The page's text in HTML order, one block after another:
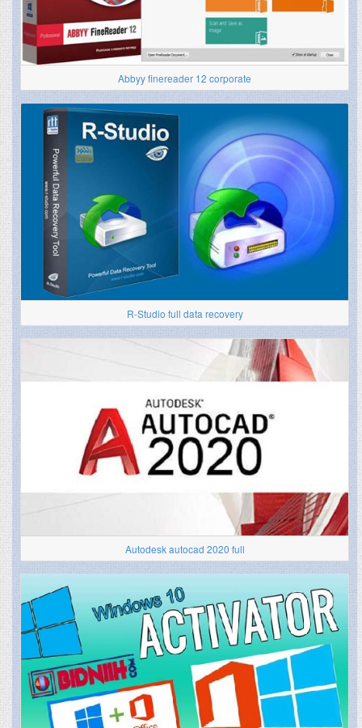
Abbyy finereader 12 corporate
R-Studio full data recovery
Autodesk autocad 2020 full